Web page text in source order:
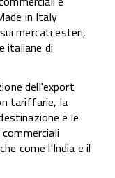
in Italy
mercati esteri,
italiane di
dell'export
tariffarie, la
e le
come l'India e il